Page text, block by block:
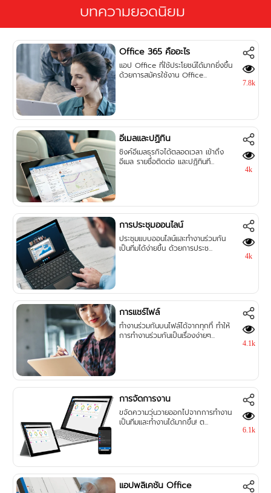
บทความยอดนิยม
Office 365 คืออะไร
แอป Office ที่ใช้ประโยชน์ได้มากยิ่งขึ้น
ด้วยการสมัครใช้งาน Office...
7.8k
อีเมลและปฏิทิน
ซิงค์อีเมลธุรกิจได้ตลอดเวลา เข้าถึง
อีเมล รายชื่อติดต่อ และปฏิทินที...
4k
การประชุมออนไลน์
ประชุมแบบออนไลน์และทำงานร่วมกัน
เป็นทีมได้ง่ายขึ้น ด้วยการประช...
4k
การแชร์ไฟล์
ทำงานร่วมกันบนไฟล์ได้จากทุกที่ ทำให้
การทำงานร่วมกันเป็นเรื่องง่ายๆ...
4.1k
การจัดการงาน
ขจัดความวุ่นวายออกไปจากการทำงาน
เป็นทีมและทำงานได้มากขึ้น! ต...
6.1k
แอปพลิเคชัน Office